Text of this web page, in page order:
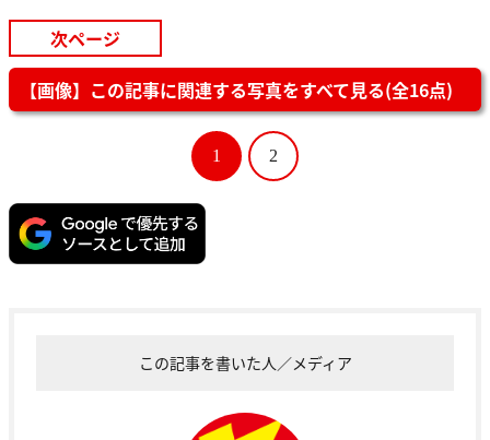
次ページ
【画像】この記事に関連する写真をすべて見る(全16点)
1 2
この記事を書いた人／メディア